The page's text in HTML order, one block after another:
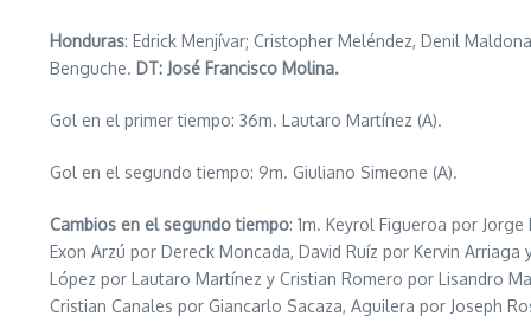
Honduras: Edrick Menjívar; Cristopher Meléndez, Denil
Benguche. DT: José Francisco Molina.
Gol en el primer tiempo: 36m. Lautaro Martínez (A).
Gol en el segundo tiempo: 9m. Giuliano Simeone (A).
Cambios en el segundo tiempo: 1m. Keyrol Figueroa por
Exon Arzú por Dereck Moncada, David Ruíz por Kervin
López por Lautaro Martínez y Cristian Romero por Lisandro
Cristian Canales por Giancarlo Sacaza, Aguilera por Joseph